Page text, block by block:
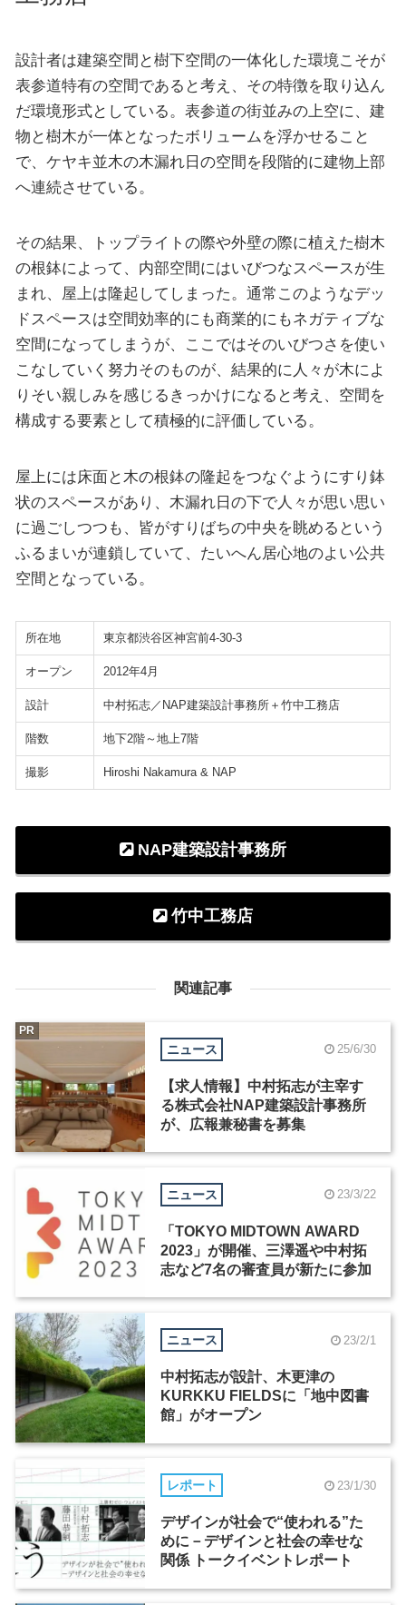
設計者は建築空間と樹下空間の一体化した環境こそが
表参道特有の空間であると考え、その特徴を取り込ん
だ環境形式としている。表参道の街並みの上空に、建
物と樹木が一体となったボリュームを浮かせること
で、ケヤキ並木の木漏れ日の空間を段階的に建物上部
へ連続させている。
その結果、トップライトの際や外壁の際に植えた樹木
の根鉢によって、内部空間にはいびつなスペースが生
まれ、屋上は隆起してしまった。通常このようなデッ
ドスペースは空間効率的にも商業的にもネガティブな
空間になってしまうが、ここではそのいびつさを使い
こなしていく努力そのものが、結果的に人々が木によ
りそい親しみを感じるきっかけになると考え、空間を
構成する要素として積極的に評価している。
屋上には床面と木の根鉢の隆起をつなぐようにすり鉢
状のスペースがあり、木漏れ日の下で人々が思い思い
に過ごしつつも、皆がすりばちの中央を眺めるという
ふるまいが連鎖していて、たいへん居心地のよい公共
空間となっている。
所在地 東京都渋谷区神宮前4-30-3
オープン 2012年4月
設計 中村拓志／NAP建築設計事務所＋竹中工務店
階数 地下2階～地上7階
撮影 Hiroshi Nakamura & NAP
NAP建築設計事務所
竹中工務店
関連記事
ニュース 25/6/30
【求人情報】中村拓志が主宰す
る株式会社NAP建築設計事務所
が、広報兼秘書を募集
PR
ニュース 23/3/22
「TOKYO MIDTOWN AWARD
2023」が開催、三澤遥や中村拓
志など7名の審査員が新たに参加
ニュース 23/2/1
中村拓志が設計、木更津の
KURKKU FIELDSに「地中図書
館」がオープン
レポート 23/1/30
デザインが社会で“使われる”た
めに－デザインと社会の幸せな
関係 トークイベントレポート